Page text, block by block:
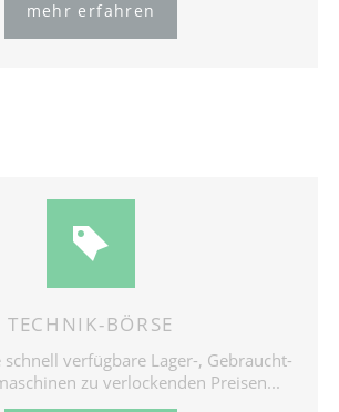
mehr erfahren
TECHNIK-BÖRSE
verfügbare Lager-, Gebraucht-
zu verlockenden Preisen...